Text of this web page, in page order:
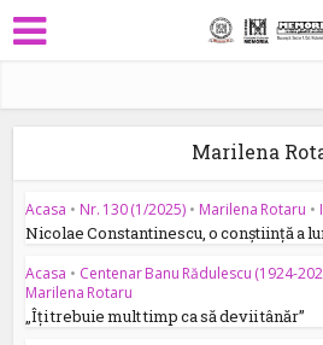
Marilena
Acasa • Nr. 130 (1/2025) • Marilena Rotaru •
Nicolae Constantinescu, o conștiință a
Acasa • Centenar Banu Rădulescu (1924-
Marilena Rotaru
„Îți trebuie mult timp ca să devii tânăr”